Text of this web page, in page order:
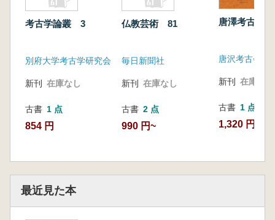
考古学論叢 3
別府大学考古学研究会
新刊 在庫なし
古書 1 点
854 円
仏教芸術 81
毎日新聞社
新刊 在庫なし
古書 2 点
990 円~
唐澤考古 第
唐沢考古会
新刊 在庫なし
古書 1 点
1,320 円
最近見た本